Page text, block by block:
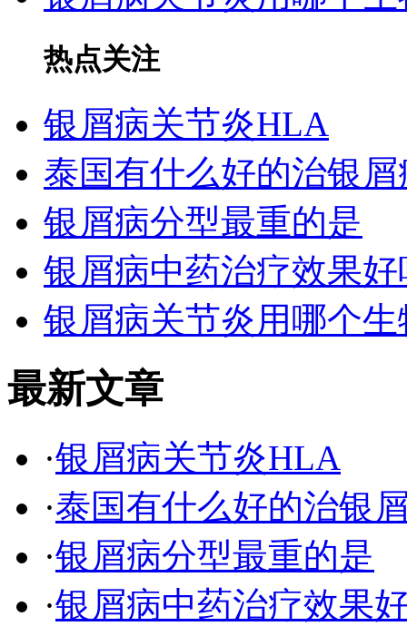
热点关注
银屑病关节炎HLA
泰国有什么好的治银屑
银屑病分型最重的是
银屑病中药治疗效果好
银屑病关节炎用哪个生
最新文章
·银屑病关节炎HLA
·泰国有什么好的治银
·银屑病分型最重的是
·银屑病中药治疗效果